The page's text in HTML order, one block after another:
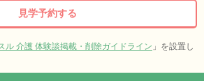
見学予約する
ル 介護 体験談掲載・削除ガイドライン 」を設置し